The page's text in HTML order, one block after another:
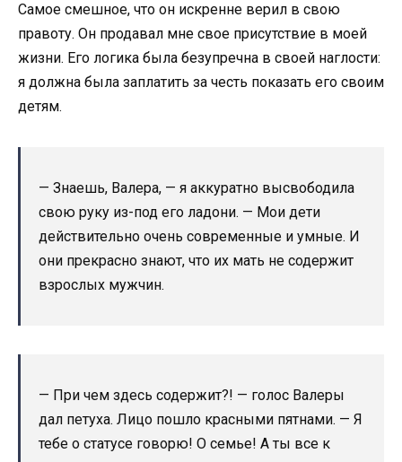
Самое смешное, что он искренне верил в свою
правоту. Он продавал мне свое присутствие в моей
жизни. Его логика была безупречна в своей наглости:
я должна была заплатить за честь показать его своим
детям.
— Знаешь, Валера, — я аккуратно высвободила
свою руку из-под его ладони. — Мои дети
действительно очень современные и умные. И
они прекрасно знают, что их мать не содержит
взрослых мужчин.
— При чем здесь содержит?! — голос Валеры
дал петуха. Лицо пошло красными пятнами. — Я
тебе о статусе говорю! О семье! А ты все к